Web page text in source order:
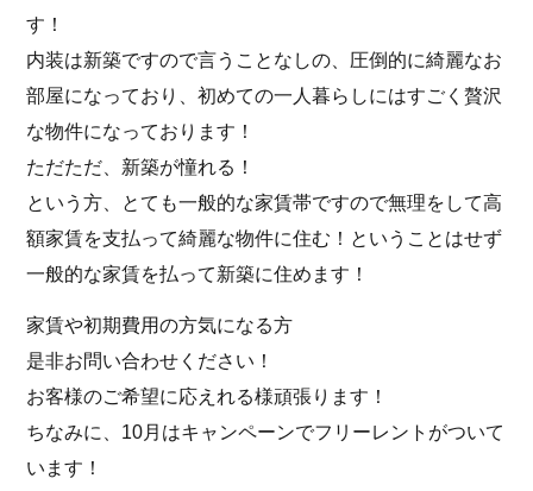
す！
内装は新築ですので言うことなしの、圧倒的に綺麗なお
部屋になっており、初めての一人暮らしにはすごく贅沢
な物件になっております！
ただただ、新築が憧れる！
という方、とても一般的な家賃帯ですので無理をして高
額家賃を支払って綺麗な物件に住む！ということはせず
一般的な家賃を払って新築に住めます！
家賃や初期費用の方気になる方
是非お問い合わせください！
お客様のご希望に応えれる様頑張ります！
ちなみに、10月はキャンペーンでフリーレントがついて
います！